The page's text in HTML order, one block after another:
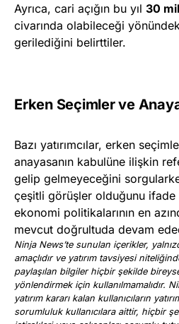
Ayrıca, cari açığın bu yıl 30
civarında olabileceği
gerilediğini belirttiler.
Erken Seçimler ve
Bazı yatırımcılar, erken
anayasanın kabulüne ilişkin
gelip gelmeyeceğini
çeşitli görüşler olduğunu ifade
ekonomi politikalarının en
mevcut doğrultuda devam
Ninja News’te sunulan içerikler,
amaçlıdır ve yatırım tavsiyesi
paylaşılan bilgiler hiçbir şekilde bireysel
yönlendirmek için kullanılmamalıdır.
yatırım kararı kalan kullanıcıların
sorumluluk kullanıcılara aittir, hiçbir